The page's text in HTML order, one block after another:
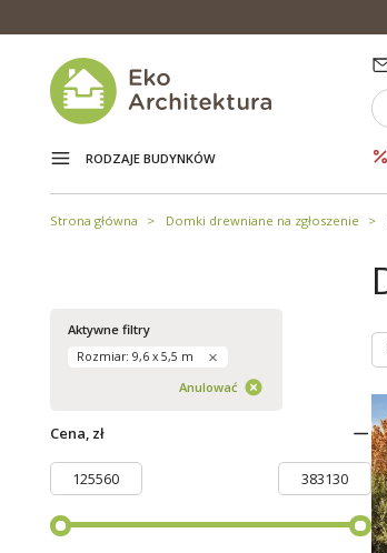
RODZAJE BUDYNKÓW
Strona główna Domki drewniane na zgłoszenie
Aktywne filtry
Rozmiar: 9,6 x 5,5 m
Anulować
Cena, zł